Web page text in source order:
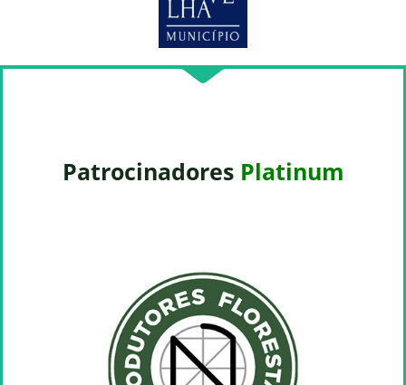
Patrocinadores Platinum